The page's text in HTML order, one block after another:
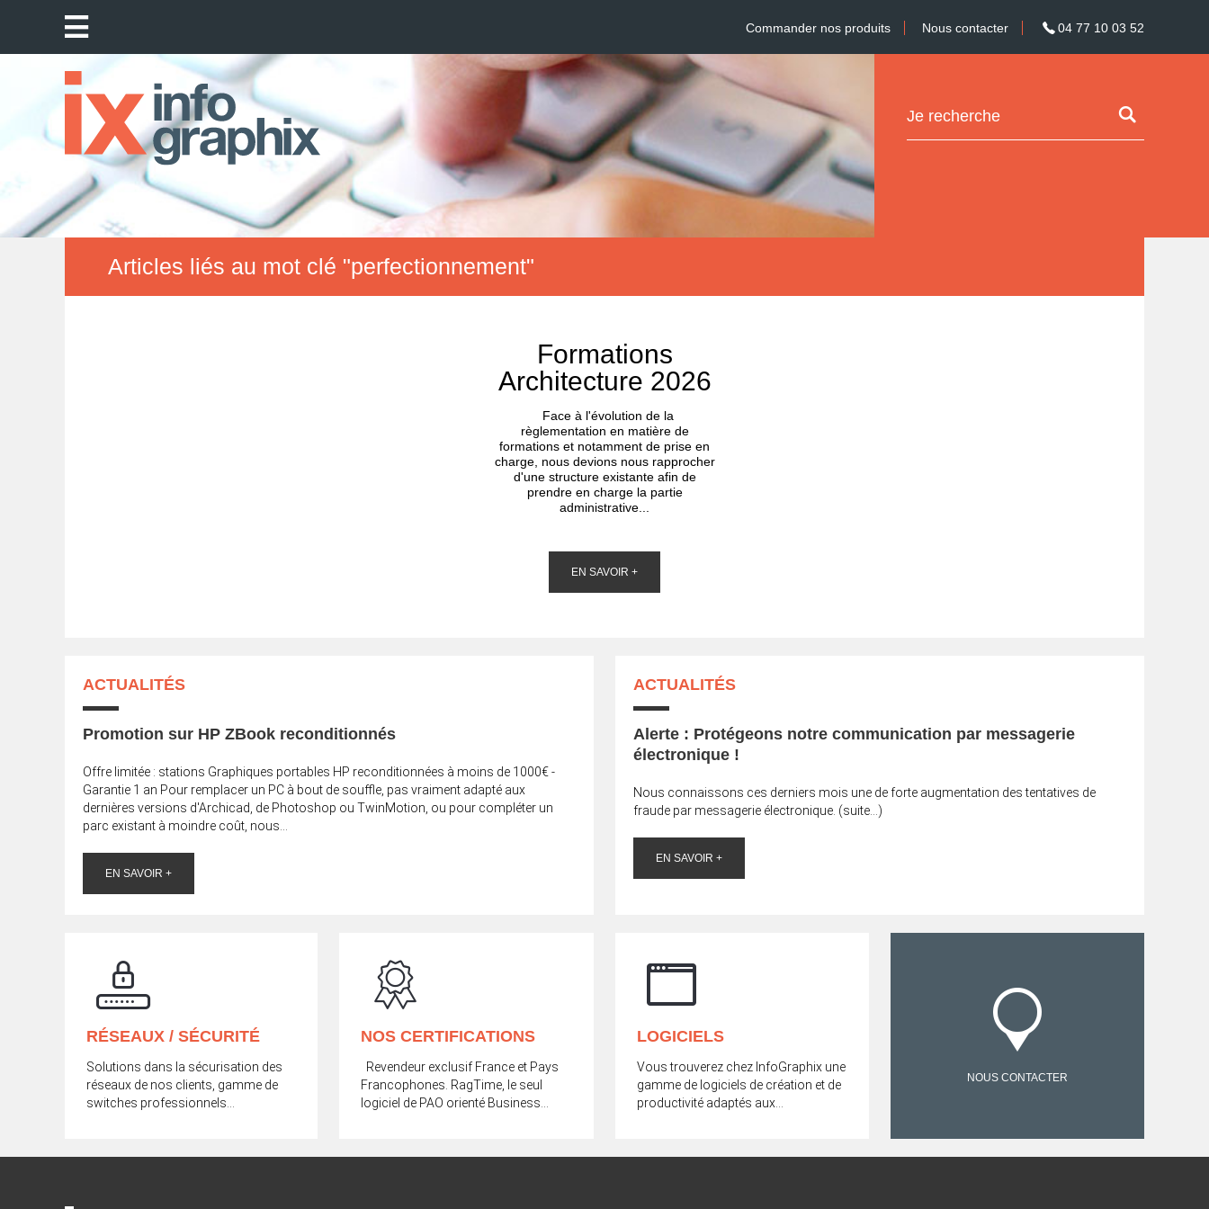
Commander nos produits Nous contacter 04 77 10 03 52
Articles liés au mot clé "perfectionnement"
Formations
Architecture 2026
Face à l'évolution de la
règlementation en matière de
formations et notamment de prise en
charge, nous devions nous rapprocher
d'une structure existante afin de
prendre en charge la partie
administrative...
EN SAVOIR +
ACTUALITÉS
Promotion sur HP ZBook reconditionnés
Offre limitée : stations Graphiques portables HP reconditionnées à moins de 1000€ -
Garantie 1 an Pour remplacer un PC à bout de souffle, pas vraiment adapté aux
dernières versions d'Archicad, de Photoshop ou TwinMotion, ou pour compléter un
parc existant à moindre coût, nous...
EN SAVOIR +
ACTUALITÉS
Alerte : Protégeons notre communication par messagerie
électronique !
Nous connaissons ces derniers mois une de forte augmentation des tentatives de
fraude par messagerie électronique. (suite…)
EN SAVOIR +
RÉSEAUX / SÉCURITÉ
Solutions dans la sécurisation des
réseaux de nos clients, gamme de
switches professionnels…
NOS CERTIFICATIONS
Revendeur exclusif France et Pays
Francophones. RagTime, le seul
logiciel de PAO orienté Business...
LOGICIELS
Vous trouverez chez InfoGraphix une
gamme de logiciels de création et de
productivité adaptés aux...
NOUS CONTACTER